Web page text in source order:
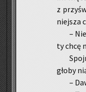
z
niej­sza
–
ty chcę
gło­by
–